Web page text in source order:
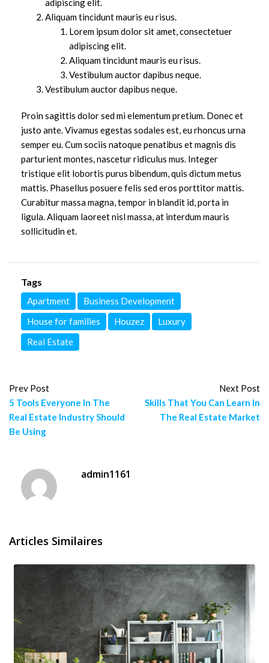
adipiscing elit.
Aliquam tincidunt mauris eu risus.
Lorem ipsum dolor sit amet, consectetuer
adipiscing elit.
Aliquam tincidunt mauris eu risus.
Vestibulum auctor dapibus neque.
Vestibulum auctor dapibus neque.
Proin sagittis dolor sed mi elementum pretium. Donec et
justo ante. Vivamus egestas sodales est, eu rhoncus urna
semper eu. Cum sociis natoque penatibus et magnis dis
parturient montes, nascetur ridiculus mus. Integer
tristique elit lobortis purus bibendum, quis dictum metus
mattis. Phasellus posuere felis sed eros porttitor mattis.
Curabitur massa magna, tempor in blandit id, porta in
ligula. Aliquam laoreet nisl massa, at interdum mauris
sollicitudin et.
Tags
Apartment
Business Development
House for families
Houzez
Luxury
Real Estate
Prev Post
5 Tools Everyone In The
Real Estate Industry Should
Be Using
Next Post
Skills That You Can Learn In
The Real Estate Market
admin1161
Articles Similaires